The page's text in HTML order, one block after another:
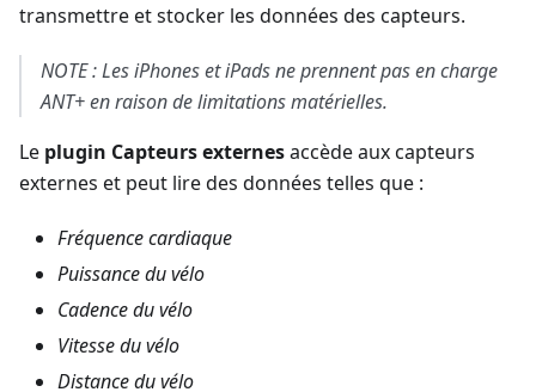
transmettre et stocker les données des capteurs.
NOTE : Les iPhones et iPads ne prennent pas en charge
ANT+ en raison de limitations matérielles.
Le plugin Capteurs externesaccède aux capteurs
externes et peut lire des données telles que :
Fréquence cardiaque
Puissance du vélo
Cadence du vélo
Vitesse du vélo
Distance du vélo